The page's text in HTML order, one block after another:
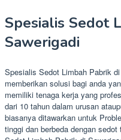
Spesialis Sedot
Sawerigadi
Spesialis Sedot Limbah Pabrik
memberikan solusi bagi anda
memiliki tenaga kerja yang
dari 10 tahun dalam urusan
biasanya ditawarkan untuk
tinggi dan berbeda dengan